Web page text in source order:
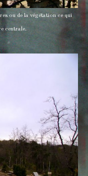
ou de la végétation ce qui
centrale.